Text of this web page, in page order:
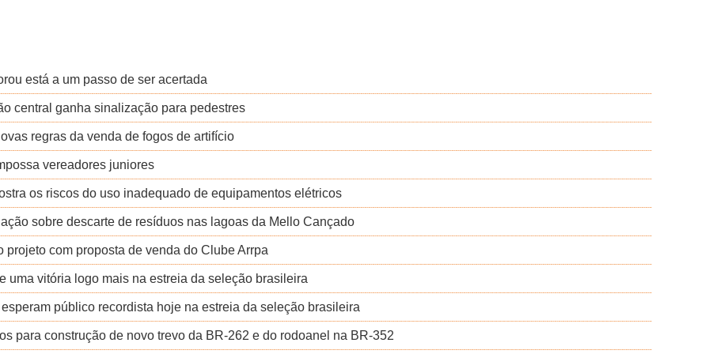
está a um passo de ser acertada
central ganha sinalização para pedestres
regras da venda de fogos de artifício
vereadores juniores
os riscos do uso inadequado de equipamentos elétricos
sobre descarte de resíduos nas lagoas da Mello Cançado
com proposta de venda do Clube Arrpa
uma vitória logo mais na estreia da seleção brasileira
público recordista hoje na estreia da seleção brasileira
para construção de novo trevo da BR-262 e do rodoanel na BR-352